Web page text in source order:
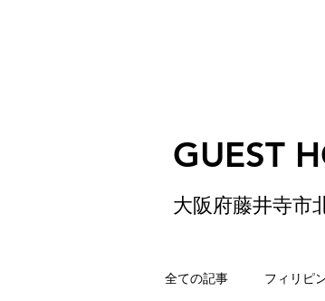
GUEST
大阪府藤井寺市
全ての記事 フィリピ